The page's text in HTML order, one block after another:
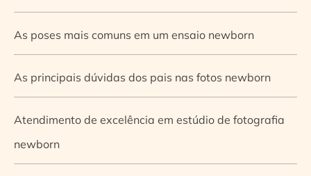
As poses mais comuns em um ensaio newborn
As principais dúvidas dos pais nas fotos newborn
Atendimento de excelência em estúdio de fotografia
newborn